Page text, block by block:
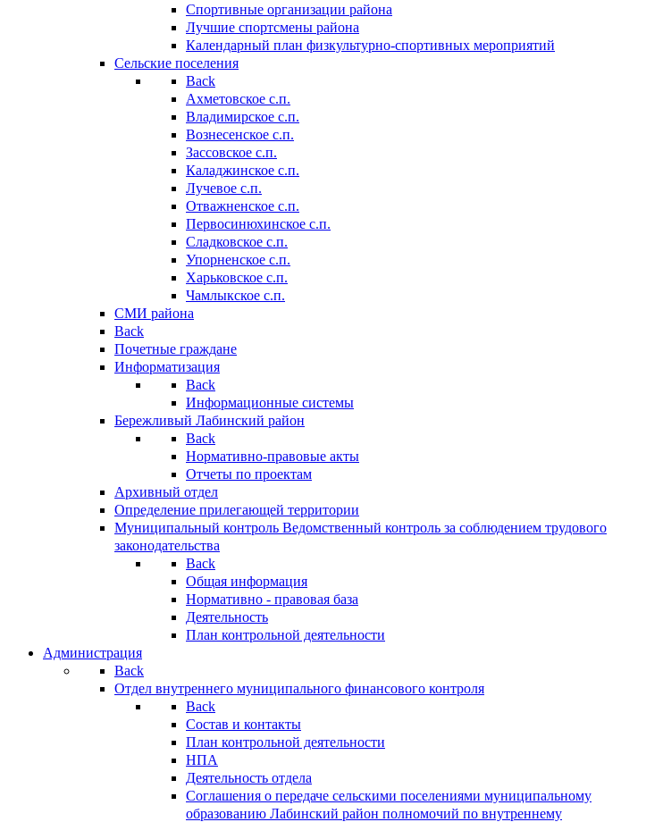
Спортивные организации района
Лучшие спортсмены района
Календарный план физкультурно-спортивных мероприятий
Сельские поселения
Back
Ахметовское с.п.
Владимирское с.п.
Вознесенское с.п.
Зассовское с.п.
Каладжинское с.п.
Лучевое с.п.
Отважненское с.п.
Первосинюхинское с.п.
Сладковское с.п.
Упорненское с.п.
Харьковское с.п.
Чамлыкское с.п.
СМИ района
Back
Почетные граждане
Информатизация
Back
Информационные системы
Бережливый Лабинский район
Back
Нормативно-правовые акты
Отчеты по проектам
Архивный отдел
Определение прилегающей территории
Муниципальный контроль Ведомственный контроль за соблюдением трудового
законодательства
Back
Общая информация
Нормативно - правовая база
Деятельность
План контрольной деятельности
Администрация
Back
Отдел внутреннего муниципального финансового контроля
Back
Состав и контакты
План контрольной деятельности
НПА
Деятельность отдела
Соглашения о передаче сельскими поселениями муниципальному
образованию Лабинский район полномочий по внутреннему